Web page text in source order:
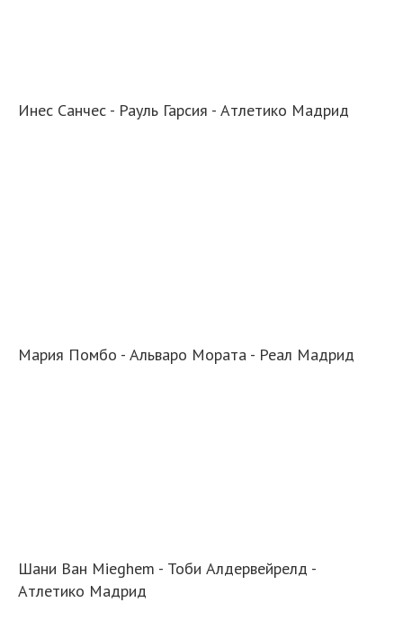
Инес Санчес - Рауль Гарсия - Атлетико Мадрид
Мария Помбо - Альваро Мората - Реал Мадрид
Шани Ван Mieghem - Тоби Алдервейрелд -
Атлетико Мадрид